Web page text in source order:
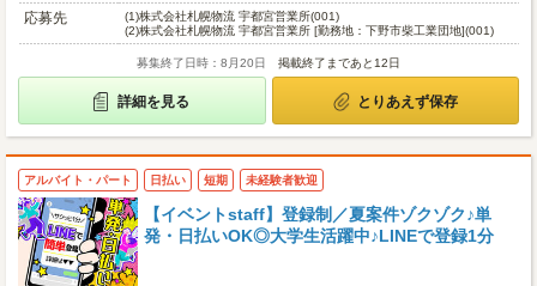
応募先
(1)株式会社札幌物流 宇都宮営業所(001)
(2)株式会社札幌物流 宇都宮営業所 [勤務地：下野市柴工業団地](001)
募集終了日時：8月20日 掲載終了まであと12日
詳細を見る とりあえず保存
アルバイト・パート 日払い 短期 未経験者歓迎
【イベントstaff】登録制／夏案件ゾクゾク♪単
発・日払いOK◎大学生活躍中♪LINEで登録1分